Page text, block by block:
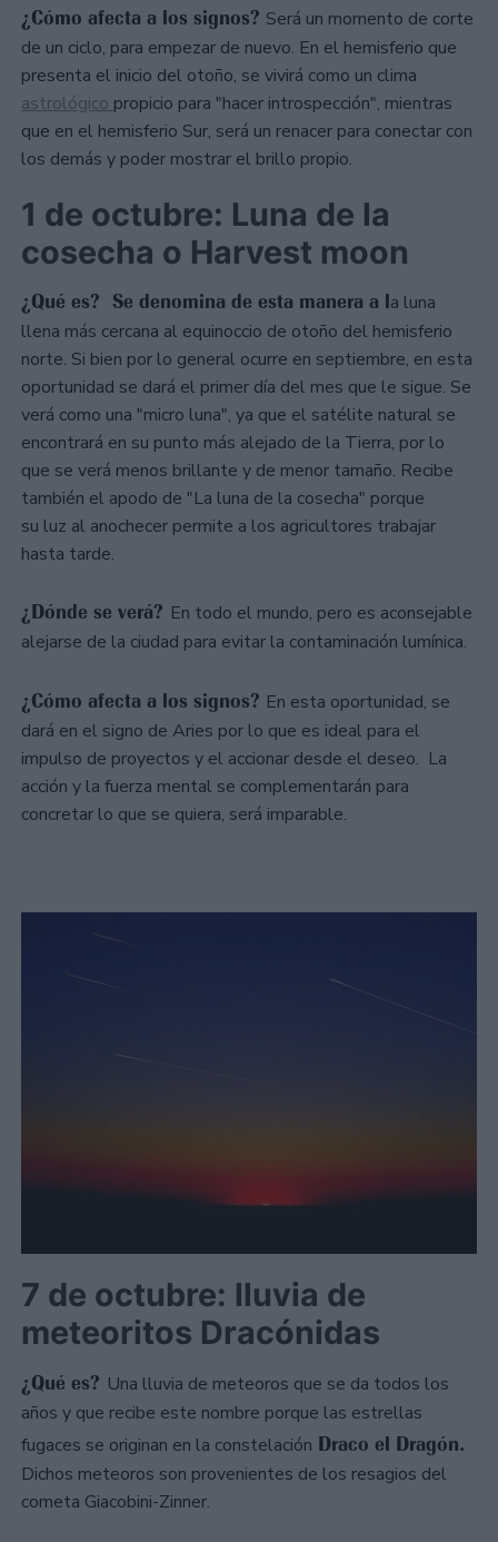
¿Cómo afecta a los signos? Será un momento de corte
de un ciclo, para empezar de nuevo. En el hemisferio que
presenta el inicio del otoño, se vivirá como un clima
astrológico propicio para "hacer introspección", mientras
que en el hemisferio Sur, será un renacer para conectar con
los demás y poder mostrar el brillo propio.
1 de octubre: Luna de la
cosecha o Harvest moon
¿Qué es? Se denomina de esta manera a la luna
llena más cercana al equinoccio de otoño del hemisferio
norte. Si bien por lo general ocurre en septiembre, en esta
oportunidad se dará el primer día del mes que le sigue. Se
verá como una "micro luna", ya que el satélite natural se
encontrará en su punto más alejado de la Tierra, por lo
que se verá menos brillante y de menor tamaño. Recibe
también el apodo de "La luna de la cosecha" porque
su luz al anochecer permite a los agricultores trabajar
hasta tarde.
¿Dónde se verá? En todo el mundo, pero es aconsejable
alejarse de la ciudad para evitar la contaminación lumínica.
¿Cómo afecta a los signos? En esta oportunidad, se
dará en el signo de Aries por lo que es ideal para el
impulso de proyectos y el accionar desde el deseo. La
acción y la fuerza mental se complementarán para
concretar lo que se quiera, será imparable.
7 de octubre: lluvia de
meteoritos Dracónidas
¿Qué es? Una lluvia de meteoros que se da todos los
años y que recibe este nombre porque las estrellas
fugaces se originan en la constelación Draco el Dragón.
Dichos meteoros son provenientes de los resagios del
cometa Giacobini-Zinner.